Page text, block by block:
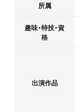
所属
趣味・特技・資
格
出演作品